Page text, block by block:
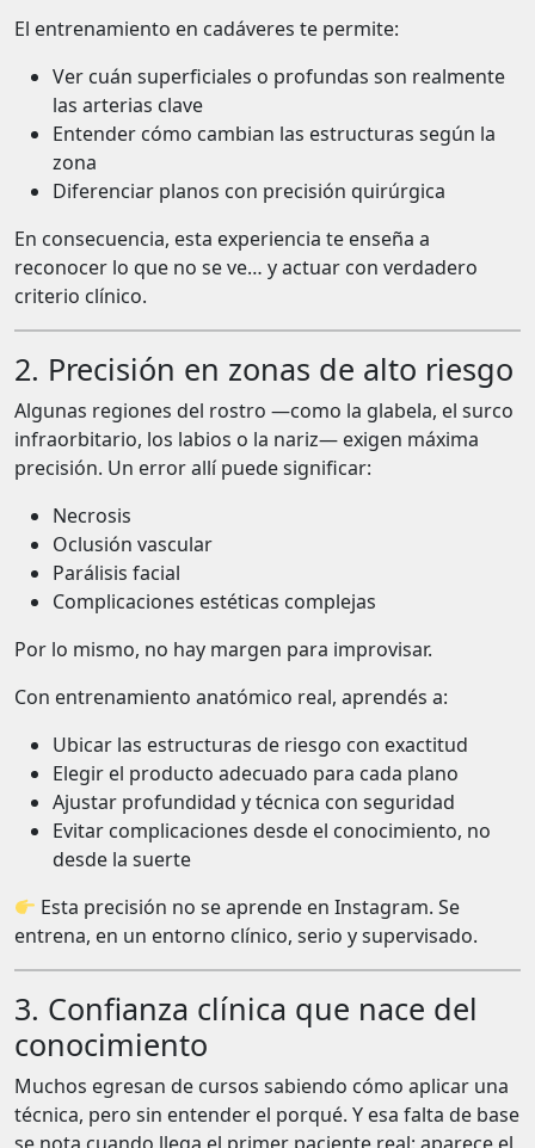
El entrenamiento en cadáveres te permite:
Ver cuán superficiales o profundas son realmente
las arterias clave
Entender cómo cambian las estructuras según la
zona
Diferenciar planos con precisión quirúrgica
En consecuencia, esta experiencia te enseña a
reconocer lo que no se ve… y actuar con verdadero
criterio clínico.
2. Precisión en zonas de alto riesgo
Algunas regiones del rostro —como la glabela, el surco
infraorbitario, los labios o la nariz— exigen máxima
precisión. Un error allí puede significar:
Necrosis
Oclusión vascular
Parálisis facial
Complicaciones estéticas complejas
Por lo mismo, no hay margen para improvisar.
Con entrenamiento anatómico real, aprendés a:
Ubicar las estructuras de riesgo con exactitud
Elegir el producto adecuado para cada plano
Ajustar profundidad y técnica con seguridad
Evitar complicaciones desde el conocimiento, no
desde la suerte
Esta precisión no se aprende en Instagram. Se
entrena, en un entorno clínico, serio y supervisado.
3. Confianza clínica que nace del
conocimiento
Muchos egresan de cursos sabiendo cómo aplicar una
técnica, pero sin entender el porqué. Y esa falta de base